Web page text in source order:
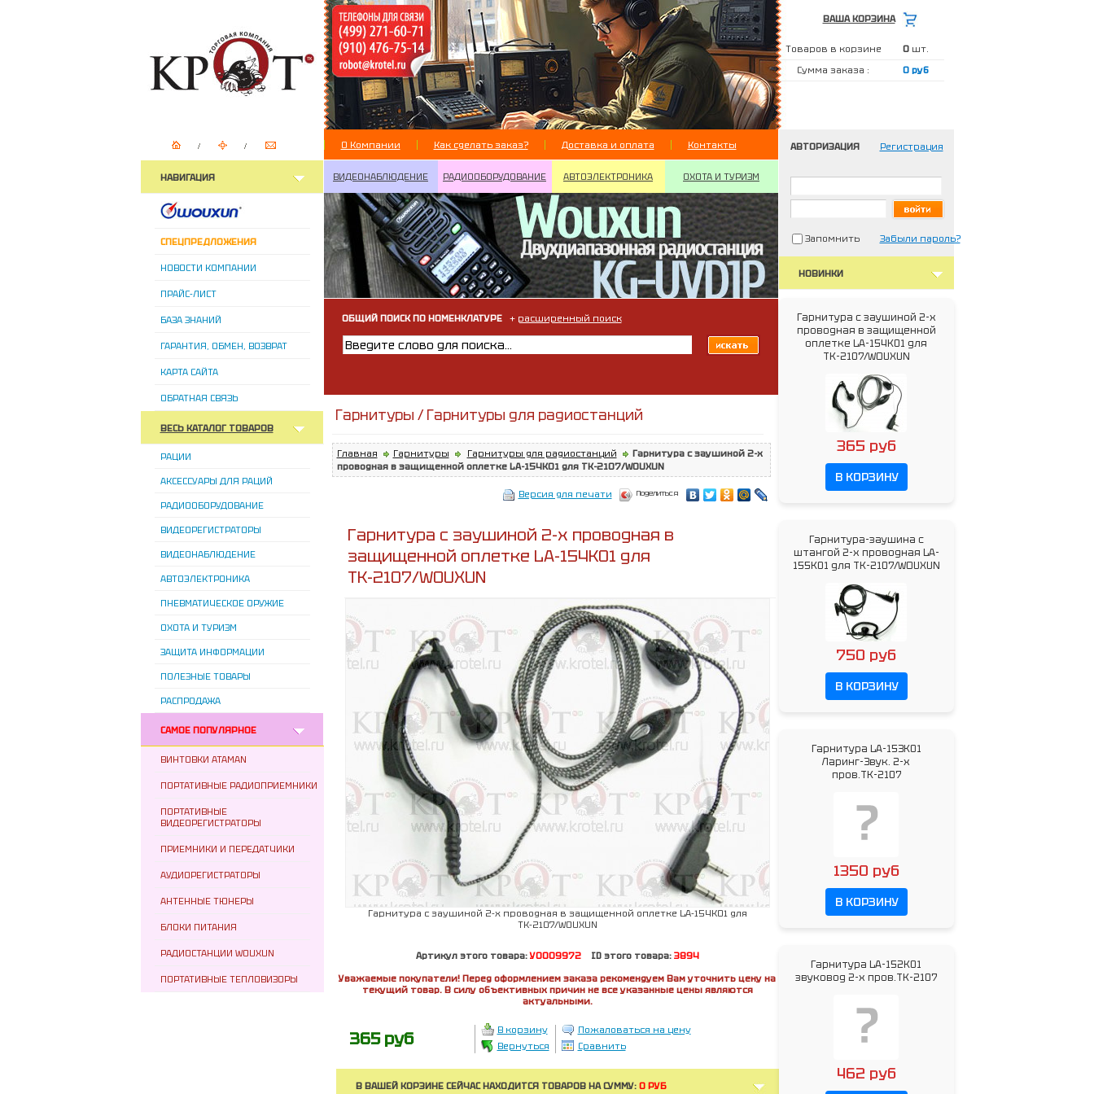
ВАША КОРЗИНА
Товаров в корзине 0 шт.
Сумма заказа :
0 руб
О Компании Как сделать заказ? Доставка и оплата Контакты
НАВИГАЦИЯ
СПЕЦПРЕДЛОЖЕНИЯ
НОВОСТИ КОМПАНИИ
ПРАЙС-ЛИСТ
БАЗА ЗНАНИЙ
ГАРАНТИЯ, ОБМЕН, ВОЗВРАТ
КАРТА САЙТА
ОБРАТНАЯ СВЯЗЬ
ВЕСЬ КАТАЛОГ ТОВАРОВ
РАЦИИ
АКСЕССУАРЫ ДЛЯ РАЦИЙ
РАДИООБОРУДОВАНИЕ
ВИДЕОРЕГИСТРАТОРЫ
ВИДЕОНАБЛЮДЕНИЕ
АВТОЭЛЕКТРОНИКА
ПНЕВМАТИЧЕСКОЕ ОРУЖИЕ
ОХОТА И ТУРИЗМ
ЗАЩИТА ИНФОРМАЦИИ
ПОЛЕЗНЫЕ ТОВАРЫ
РАСПРОДАЖА
САМОЕ ПОПУЛЯРНОЕ
ВИНТОВКИ ATAMAN
ПОРТАТИВНЫЕ РАДИОПРИЕМНИКИ
ПОРТАТИВНЫЕ
ВИДЕОРЕГИСТРАТОРЫ
ПРИЕМНИКИ И ПЕРЕДАТЧИКИ
АУДИОРЕГИСТРАТОРЫ
АНТЕННЫЕ ТЮНЕРЫ
БЛОКИ ПИТАНИЯ
РАДИОСТАНЦИИ WOUXUN
ПОРТАТИВНЫЕ ТЕПЛОВИЗОРЫ
ВИДЕОНАБЛЮДЕНИЕ РАДИООБОРУДОВАНИЕ АВТОЭЛЕКТРОНИКА ОХОТА И ТУРИЗМ
ОБЩИЙ ПОИСК ПО НОМЕНКЛАТУРЕ+ расширенный поиск
Гарнитуры / Гарнитуры для радиостанций
Главная Гарнитуры Гарнитуры для радиостанций
Гарнитура с заушиной 2-x
проводная в защищенной оплетке LA-154K01 для ТК-2107/WOUXUN
Версия для печати Поделиться
Гарнитура с заушиной 2-x проводная в
защищенной оплетке LA-154K01 для
ТК-2107/WOUXUN
Гарнитура с заушиной 2-x проводная в защищенной оплетке LA-154K01 для
ТК-2107/WOUXUN
Артикул этого товара:У0009972ID этого товара: 3894
Уважаемые покупатели! Перед оформлением заказа рекомендуем Вам уточнить цену на
текущий товар. В силу объективных причин не все указанные цены являются
актуальными.
365 руб
В корзину
Вернуться
Пожаловаться на цену
Сравнить
В ВАШЕЙ КОРЗИНЕ СЕЙЧАС НАХОДИТСЯ ТОВАРОВ НА СУММУ: 0 РУБ
АВТОРИЗАЦИЯ Регистрация
Запомнить Забыли пароль?
НОВИНКИ
Гарнитура с заушиной 2-x
проводная в защищенной
оплетке LA-154K01 для
ТК-2107/WOUXUN
365 руб
В КОРЗИНУ
Гарнитура-заушина с
штангой 2-x проводная LA-
155K01 для ТК-2107/WOUXUN
750 руб
В КОРЗИНУ
Гарнитура LA-153K01
Ларинг-Звук. 2-x
пров.ТК-2107
1350 руб
В КОРЗИНУ
Гарнитура LA-152K01
звуковод 2-x пров.ТК-2107
462 руб